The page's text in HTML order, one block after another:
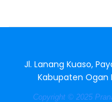
Jl. Lanang Kuaso,
Kabupaten Ogan
Copyright © 2025